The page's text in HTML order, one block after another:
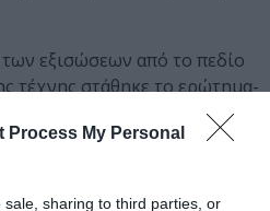
Process My Personal
sharing to third parties, or
εξισώσεων από το πεδίο
τέχνης στάθηκε το ερώτημα-
με τα γεωμετρικά